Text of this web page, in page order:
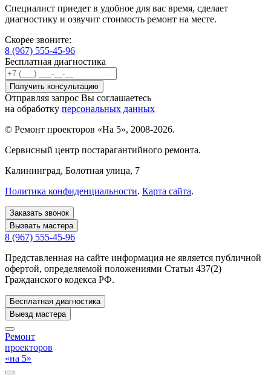
Специалист приедет в удобное для вас время, сделает
диагностику и озвучит стоимость ремонт на месте.
Скорее звоните:
8 (967) 555-45-96
Бесплатная диагностика
Отправляя запрос Вы соглашаетесь
на обработку персональных данных
© Ремонт проекторов «На 5», 2008-2026.
Сервисный центр постарагантийного ремонта.
Калининград, Болотная улица, 7
Политика конфиденциальности. Карта сайта.
Заказать звонок
Вызвать мастера
8 (967) 555-45-96
Представленная на сайте информация не является публичной
офертой, определяемой положениями Статьи 437(2)
Гражданского кодекса РФ.
Бесплатная диагностика
Выезд мастера
Ремонт
проекторов
«на 5»